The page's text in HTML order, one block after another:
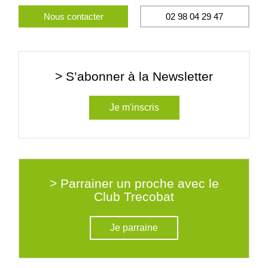
Nous contacter 02 98 04 29 47
> S’abonner à la Newsletter
Je m'inscris
> Parrainer un proche avec le
Club Trecobat
Je parraine